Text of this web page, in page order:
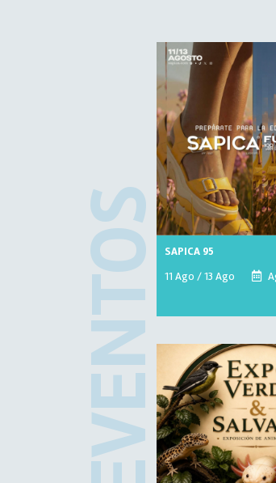
EVENTOSSAPICA 95
11 Ago / 13 Ago